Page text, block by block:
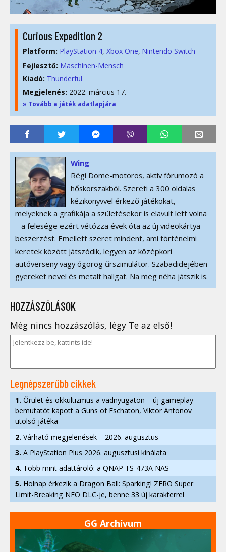
Curious Expedition 2
Platform: PlayStation 4 Xbox One Nintendo Switch
Fejlesztő: Maschinen-Mensch
Kiadó: Thunderful
Megjelenés: 2022. március 17.
» Tovább a játék adatlapjára
Wing
Régi Dome-motoros, aktív fórumozó a
hőskorszakból. Szereti a 300 oldalas
kézikönyvvel érkező játékokat,
melyeknek a grafikája a születésekor is elavult lett volna
– a felesége ezért vétózza évek óta az új videokártya-
beszerzést. Emellett szeret mindent, ami történelmi
keretek között játszódik, legyen az középkori
autóverseny vagy ógörög űrszimulátor. Szabadidejében
gyereket nevel és metalt hallgat. Na meg néha játszik is.
HOZZÁSZÓLÁSOK
Még nincs hozzászólás, légy Te az első!
Legnépszerűbb cikkek
1. Őrület és okkultizmus a vadnyugaton – új gameplay-
bemutatót kapott a Guns of Eschaton, Viktor Antonov
utolsó játéka
2. Várható megjelenések – 2026. augusztus
3. A PlayStation Plus 2026. augusztusi kínálata
4. Több mint adattároló: a QNAP TS-473A NAS
5. Holnap érkezik a Dragon Ball: Sparking! ZERO Super
Limit-Breaking NEO DLC-je, benne 33 új karakterrel
GG Archívum